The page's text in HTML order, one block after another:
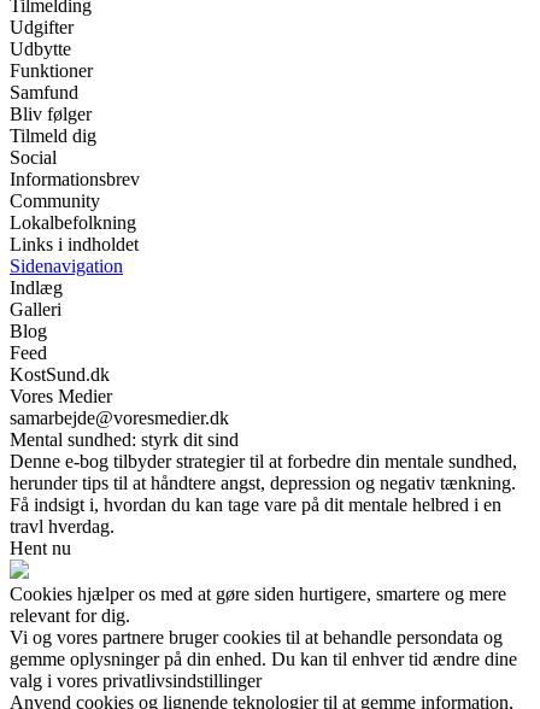
Tilmelding
Udgifter
Udbytte
Funktioner
Samfund
Bliv følger
Tilmeld dig
Social
Informationsbrev
Community
Lokalbefolkning
Links i indholdet
Sidenavigation
Indlæg
Galleri
Blog
Feed
KostSund.dk
Vores Medier
samarbejde@voresmedier.dk
Mental sundhed: styrk dit sind
Denne e-bog tilbyder strategier til at forbedre din mentale sundhed,
herunder tips til at håndtere angst, depression og negativ tænkning.
Få indsigt i, hvordan du kan tage vare på dit mentale helbred i en
travl hverdag.
Hent nu
Cookies hjælper os med at gøre siden hurtigere, smartere og mere
relevant for dig.
Vi og vores partnere bruger cookies til at behandle persondata og
gemme oplysninger på din enhed. Du kan til enhver tid ændre dine
valg i vores privatlivsindstillinger
Anvend cookies og lignende teknologier til at gemme information,